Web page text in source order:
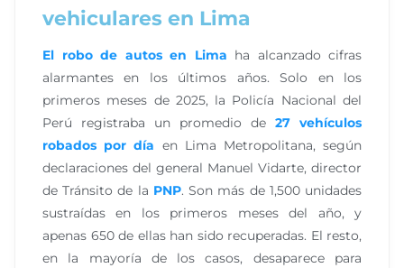
vehiculares en Lima
El robo de autos en Lima ha alcanzado cifras
alarmantes en los últimos años. Solo en los
primeros meses de 2025, la Policía Nacional del
Perú registraba un promedio de 27 vehículos
robados por día en Lima Metropolitana, según
declaraciones del general Manuel Vidarte, director
de Tránsito de la PNP. Son más de 1,500 unidades
sustraídas en los primeros meses del año, y
apenas 650 de ellas han sido recuperadas. El resto,
en la mayoría de los casos, desaparece para